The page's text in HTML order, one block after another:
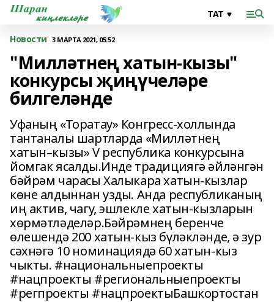
Новости 3 МАРТА 2021, 05:52
"Милләтнең хатын-кызы"
конкурсы җиңүчеләре
билгеләнде
Уфаның «Торатау» Конгресс-холлында
тантаналы шартларда «Милләтнең
хатын–кызы» V республика конкурсына
йомгак ясалды.Инде традициягә әйләнгән
бәйрәм чарасы Халыкара хатын-кызлар
көне алдыннан узды. Анда республиканың
иң актив, чагу, эшлекле хатын-кызларын
хөрмәтләделәр.Бәйрәмнең беренче
өлешендә 200 хатын-кыз бүләкләнде, ә зур
сәхнәгә 10 номинациядә 60 хатын-кыз
чыкты. #национальныепроекты
#нацпроекты #региональныепроекты
#регпроекты #нацпроектыБашкортостан